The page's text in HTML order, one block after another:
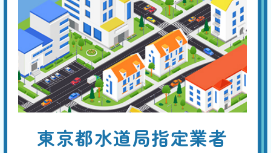
割
引
経年劣化による便器やトイレタンクのひび割れは、水漏れなどを生じ
て、フロアや壁の損傷に繋がります。早めに新品に交換することが勧め
られますが、これを機に、壁や床を含めたトータルなリフォームを考え
てみてはいかがでしょうか。
トイレのリフォーム
基本料
3,000円 W
EB
定
割
作業費
38,500円
部品代
0円〜
合計38,500円〜
東京都水道局指定業者